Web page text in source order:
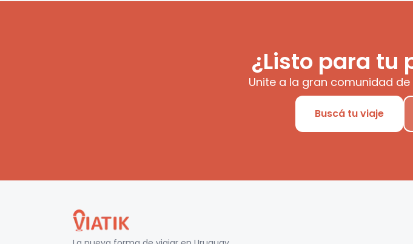
¿Listo para tu
Unite a la gran comunidad
Buscá tu viaje